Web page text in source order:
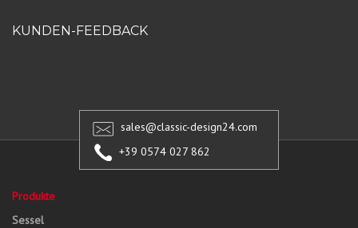
KUNDEN-FEEDBACK
sales@classic-design24.com
+39 0574 027 862
Produkte
Sessel